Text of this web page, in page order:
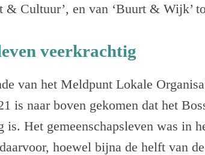
& Cultuur’, en van ‘Buurt & Wijk’
veerkrachtig
van het Meldpunt Lokale
is naar boven gekomen dat het
is. Het gemeenschapsleven was in
hoewel bijna de helft van